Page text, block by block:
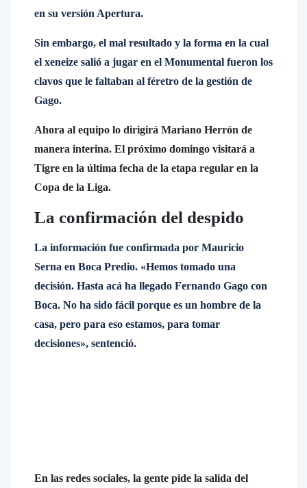
en su versión Apertura.
Sin embargo, el mal resultado y la forma en la cual
el xeneize salió a jugar en el Monumental fueron los
clavos que le faltaban al féretro de la gestión de
Gago.
Ahora al equipo lo dirigirá Mariano Herrón de
manera interina. El próximo domingo visitará a
Tigre en la última fecha de la etapa regular en la
Copa de la Liga.
La confirmación del despido
La información fue confirmada por Mauricio
Serna en Boca Predio. «Hemos tomado una
decisión. Hasta acá ha llegado Fernando Gago con
Boca. No ha sido fácil porque es un hombre de la
casa, pero para eso estamos, para tomar
decisiones», sentenció.
En las redes sociales, la gente pide la salida del